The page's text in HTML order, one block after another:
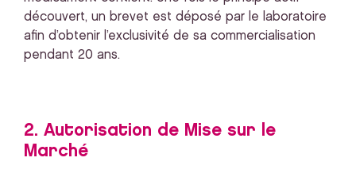
découvert, un brevet est déposé par le laboratoire
afin d’obtenir l’exclusivité de sa commercialisation
pendant 20 ans.
2. Autorisation de Mise sur le
Marché